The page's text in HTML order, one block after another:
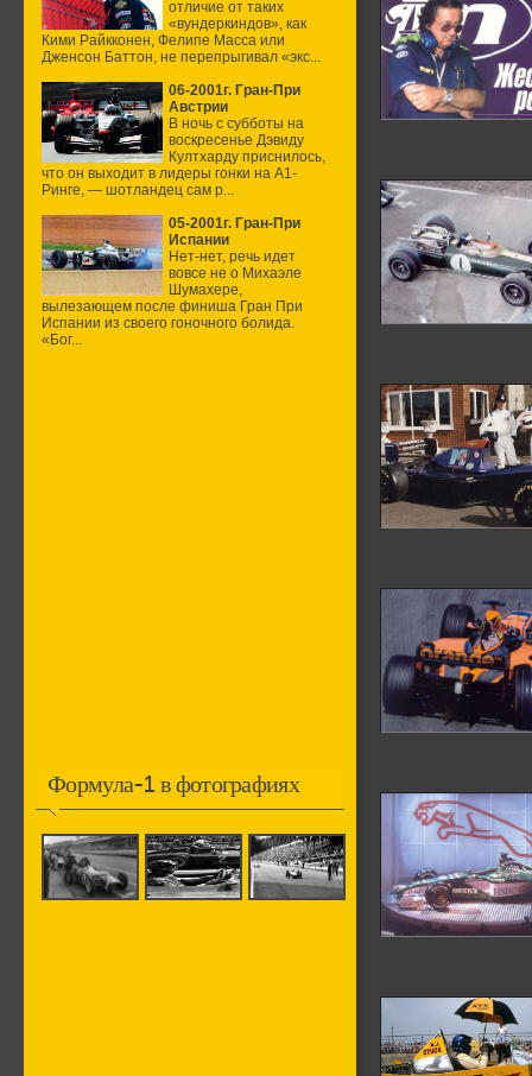
отличие от таких
«вундеркиндов», как
Кими Райкконен, Фелипе Масса или
Дженсон Баттон, не перепрыгивал «экс...
06-2001г. Гран-При
Австрии
В ночь с субботы на
воскресенье Дэвиду
Култхарду приснилось,
что он выходит в лидеры гонки на А1-
Ринге, — шотландец сам р...
05-2001г. Гран-При
Испании
Нет-нет, речь идет
вовсе не о Михаэле
Шумахере,
вылезающем после финиша Гран При
Испании из своего гоночного болида.
«Бог...
Формула-1 в фотографиях